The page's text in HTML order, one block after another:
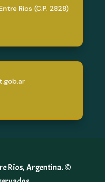
Ríos (C.P. 2828)
Ríos, Argentina. ©